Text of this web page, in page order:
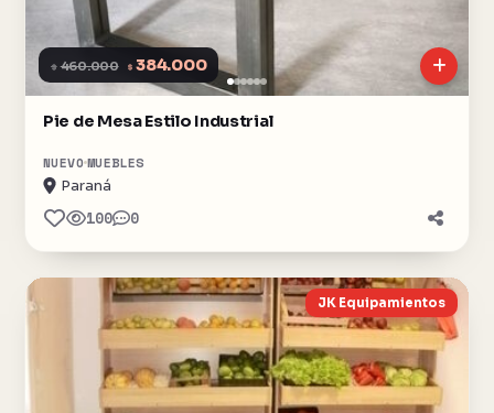
$ 460.000 $ 384.000
Pie de Mesa Estilo Industrial
NUEVO MUEBLES
Paraná
100 0
JK Equipamientos